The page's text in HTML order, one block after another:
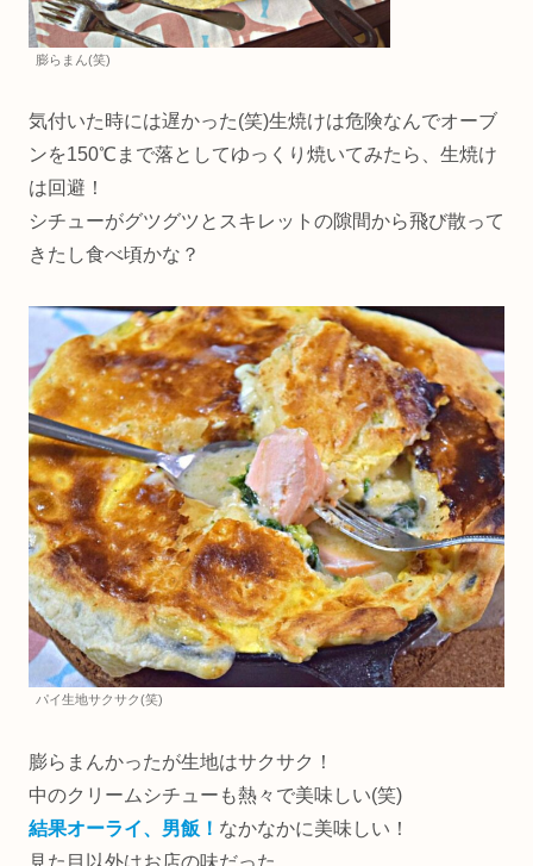
膨らまん(笑)
気付いた時には遅かった(笑)生焼けは危険なんでオーブ
ンを150℃まで落としてゆっくり焼いてみたら、生焼け
は回避！
シチューがグツグツとスキレットの隙間から飛び散って
きたし食べ頃かな？
パイ生地サクサク(笑)
膨らまんかったが生地はサクサク！
中のクリームシチューも熱々で美味しい(笑)
結果オーライ、男飯！ なかなかに美味しい！
見た目以外はお店の味だった